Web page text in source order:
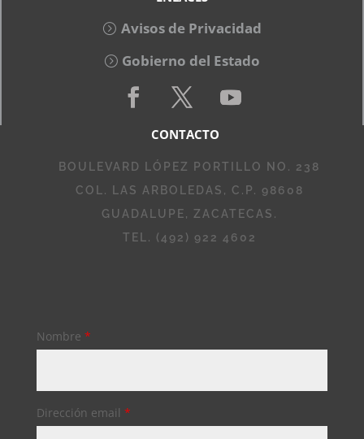
Avisos de Privacidad
Gobierno del Estado
CONTACTO
BOULEVARD LÓPEZ PORTILLO NO. 238
COL. LAS ARBOLEDAS, C.P. 98608
GUADALUPE, ZACATECAS.
TEL. (492) 922 4602
Nombre *
Dirección email *